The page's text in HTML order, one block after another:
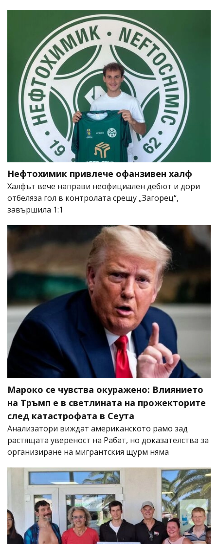
Нефтохимик привлече офанзивен халф
Халфът вече направи неофициален дебют и дори
отбеляза гол в контролата срещу „Загорец“,
завършила 1:1
Мароко се чувства окуражено: Влиянието
на Тръмп е в светлината на прожекторите
след катастрофата в Сеута
Анализатори виждат американското рамо зад
растящата увереност на Рабат, но доказателства за
организиране на мигрантския щурм няма